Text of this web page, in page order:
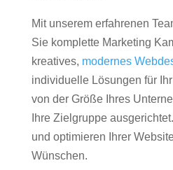
Mit unserem erfahrenen
Sie komplette Marketing
kreatives, modernes
individuelle Lösungen für
von der Größe Ihres
Ihre Zielgruppe
und optimieren Ihrer
Wünschen.